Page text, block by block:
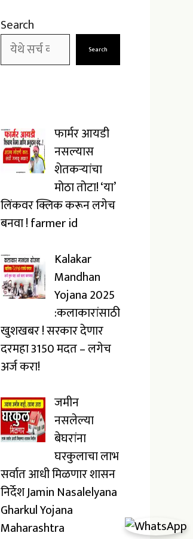
Search
Search
फार्मर आयडी
नसल्यास
शेतकऱ्यांचा
मोठा तोटा! ‘या’
लिंकवर क्लिक करून लगेच
बनवा ! farmer id
Kalakar
Mandhan
Yojana 2025
:कलाकारांसाठी
खुशखबर ! सरकार देणार
दरमहा ₹3150 मदत – लगेच
अर्ज करा!
जमीन
नसलेल्या
बेघरांना
घरकुलाचा लाभ
सर्वात आधी मिळणार शासन
निर्देश Jamin Nasalelyana
Gharkul Yojana
Maharashtra